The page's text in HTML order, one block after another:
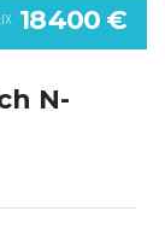
18 400 €
N-